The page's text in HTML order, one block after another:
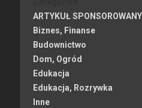
ARTYKUŁ SPONSOROWANY
Biznes, Finanse
Budownictwo
Dom, Ogród
Edukacja
Edukacja, Rozrywka
Inne